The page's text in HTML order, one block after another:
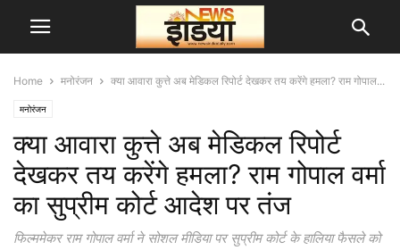
Home मनोरंजन क्या आवारा कुत्ते अब मेडिकल रिपोर्ट देखकर तय करेंगे हमला? राम गोपाल...
मनोरंजन
क्या आवारा कुत्ते अब मेडिकल रिपोर्ट
देखकर तय करेंगे हमला? राम गोपाल वर्मा
का सुप्रीम कोर्ट आदेश पर तंज
फिल्ममेकर राम गोपाल वर्मा ने सोशल मीडिया पर सुप्रीम कोर्ट के हालिया फैसले को